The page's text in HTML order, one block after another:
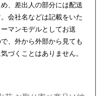
、差出人の部分には配送
会社名などは記載をいた
マンモデルとしてお送
、外から外部から見ても
づくことはありません。